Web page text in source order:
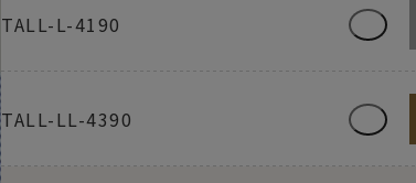
TALL-L-4190
TALL-LL-4390